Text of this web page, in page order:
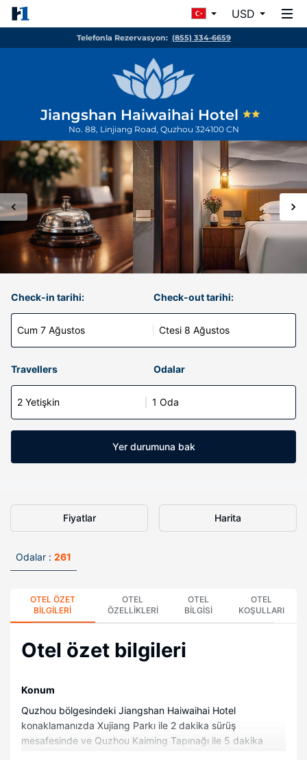
USD
Telefonla Rezervasyon: (855) 334-6659
Jiangshan Haiwaihai Hotel
No. 88, Linjiang Road, Quzhou 324100 CN
Check-in tarihi:
Cum 7 Ağustos
Check-out tarihi:
Ctesi 8 Ağustos
Travellers Odalar
2 Yetişkin 1 Oda
Yer durumuna bak
Fiyatlar Harita
Odalar : 261
OTEL ÖZET
BILGILERI
OTEL
ÖZELLIKLERI
OTEL
BILGISI
OTEL
KOŞULLARI
Otel özet bilgileri
Konum
Quzhou bölgesindeki Jiangshan Haiwaihai Hotel
konaklamanızda Xujiang Parkı ile 2 dakika sürüş
mesafesinde ve Quzhou Kaiming Tapınağı ile 5 dakika